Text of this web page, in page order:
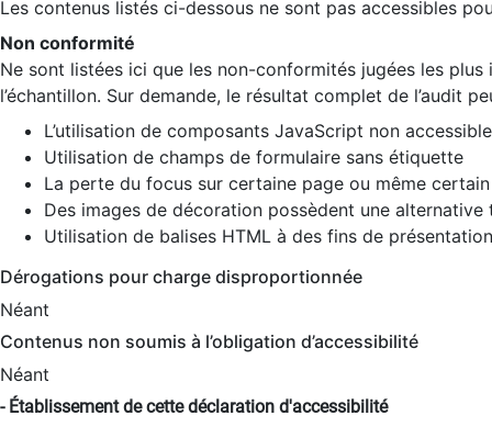
Les contenus listés ci-dessous ne sont pas accessibles
Non conformité
Ne sont listées ici que les non-conformités jugées les
l’échantillon. Sur demande, le résultat complet de l’audit
L’utilisation de composants JavaScript non
Utilisation de champs de formulaire sans étiquette
La perte du focus sur certaine page ou même
Des images de décoration possèdent une alternative
Utilisation de balises HTML à des fins de
Dérogations pour charge disproportionnée
Néant
Contenus non soumis à l’obligation d’accessibilité
Néant
- Établissement de cette déclaration d'accessibilité